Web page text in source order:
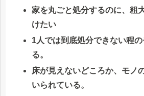
家を丸ごと処分するのに、粗
けたい
1人では到底処分できない程
る。
床が見えないどころか、モノ
いられている。